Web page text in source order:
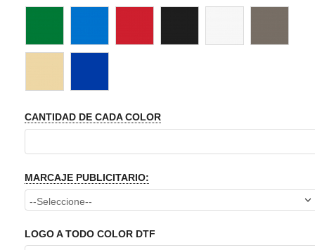
CANTIDAD DE CADA COLOR
MARCAJE PUBLICITARIO:
LOGO A TODO COLOR DTF